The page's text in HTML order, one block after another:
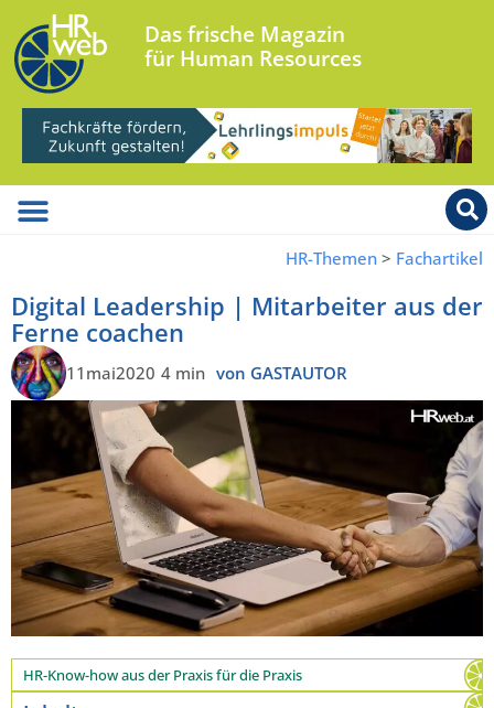
Das frische Magazin
für Human Resources
HR-Themen > Fachartikel
Digital Leadership | Mitarbeiter aus der
Ferne coachen
11mai2020 4 min von GASTAUTOR
HR-Know-how aus der Praxis für die Praxis